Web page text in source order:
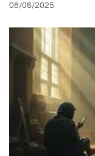
08/06/2025